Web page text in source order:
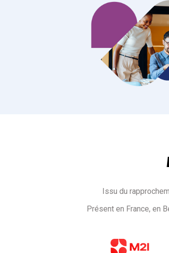
Issu du
Présent en France, en